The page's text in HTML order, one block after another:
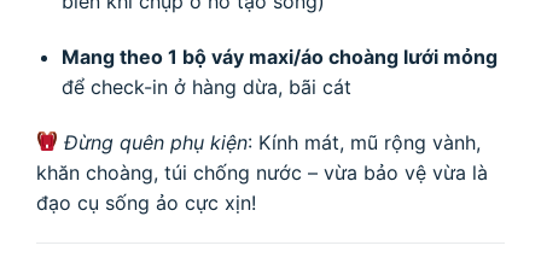
Mang theo 1 bộ váy maxi/áo choàng lưới mỏng
để check-in ở hàng dừa, bãi cát
Đừng quên phụ kiện: Kính mát, mũ rộng vành,
khăn choàng, túi chống nước – vừa bảo vệ vừa là
đạo cụ sống ảo cực xịn!